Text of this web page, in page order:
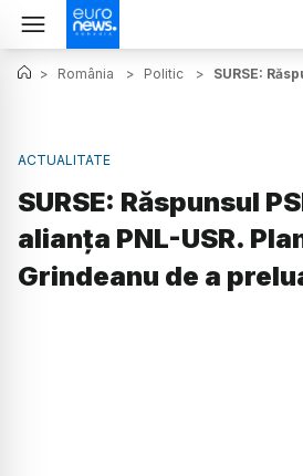
> România > Politic > SURSE:
ACTUALITATE
SURSE: Răspunsul
alianța PNL-USR.
Grindeanu de a